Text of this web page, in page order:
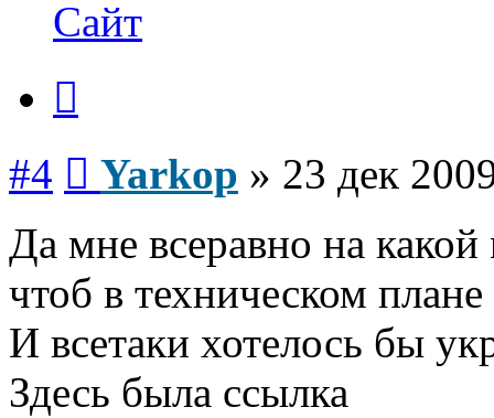
Yarkop
Сайт
#4 Yarkop » 23 дек
Да мне всеравно на какой
чтоб в техническом
И всетаки хотелось бы
Здесь была ссылка